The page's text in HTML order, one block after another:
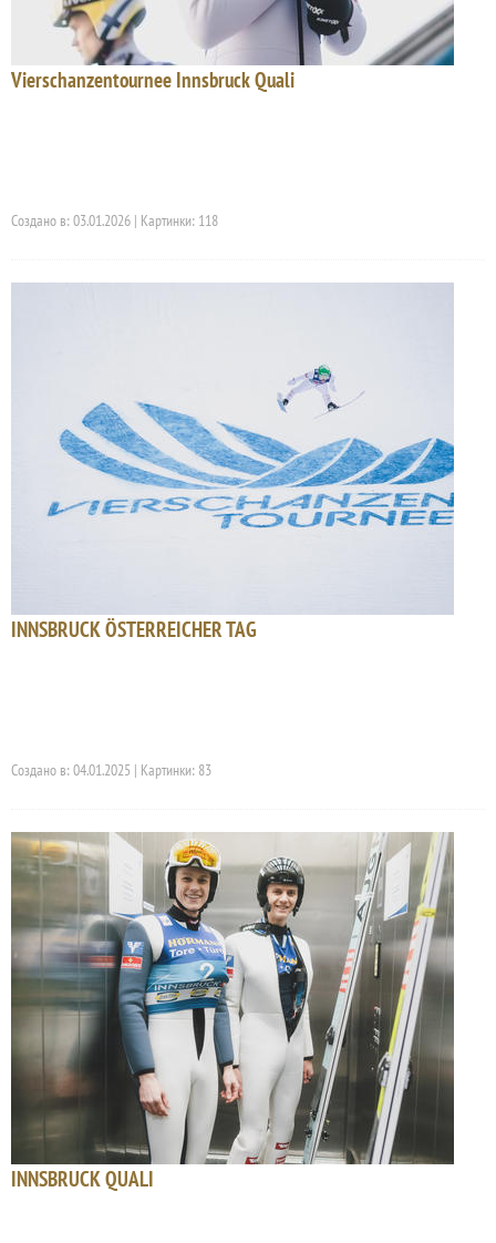
Vierschanzentournee Innsbruck Quali
Создано в: 03.01.2026 | Картинки: 118
INNSBRUCK ÖSTERREICHER TAG
Создано в: 04.01.2025 | Картинки: 83
INNSBRUCK QUALI